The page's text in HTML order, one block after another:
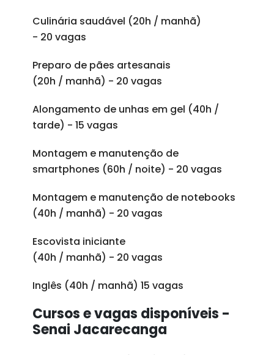
Culinária saudável (20h / manhã)
- 20 vagas
Preparo de pães artesanais
(20h / manhã) - 20 vagas
Alongamento de unhas em gel (40h /
tarde) - 15 vagas
Montagem e manutenção de
smartphones (60h / noite) - 20 vagas
Montagem e manutenção de notebooks
(40h / manhã) - 20 vagas
Escovista iniciante
(40h / manhã) - 20 vagas
Inglês (40h / manhã) 15 vagas
Cursos e vagas disponíveis -
Senai Jacarecanga